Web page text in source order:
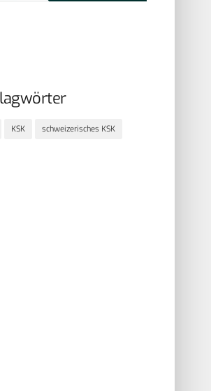
KSK
schweizerisches KSK